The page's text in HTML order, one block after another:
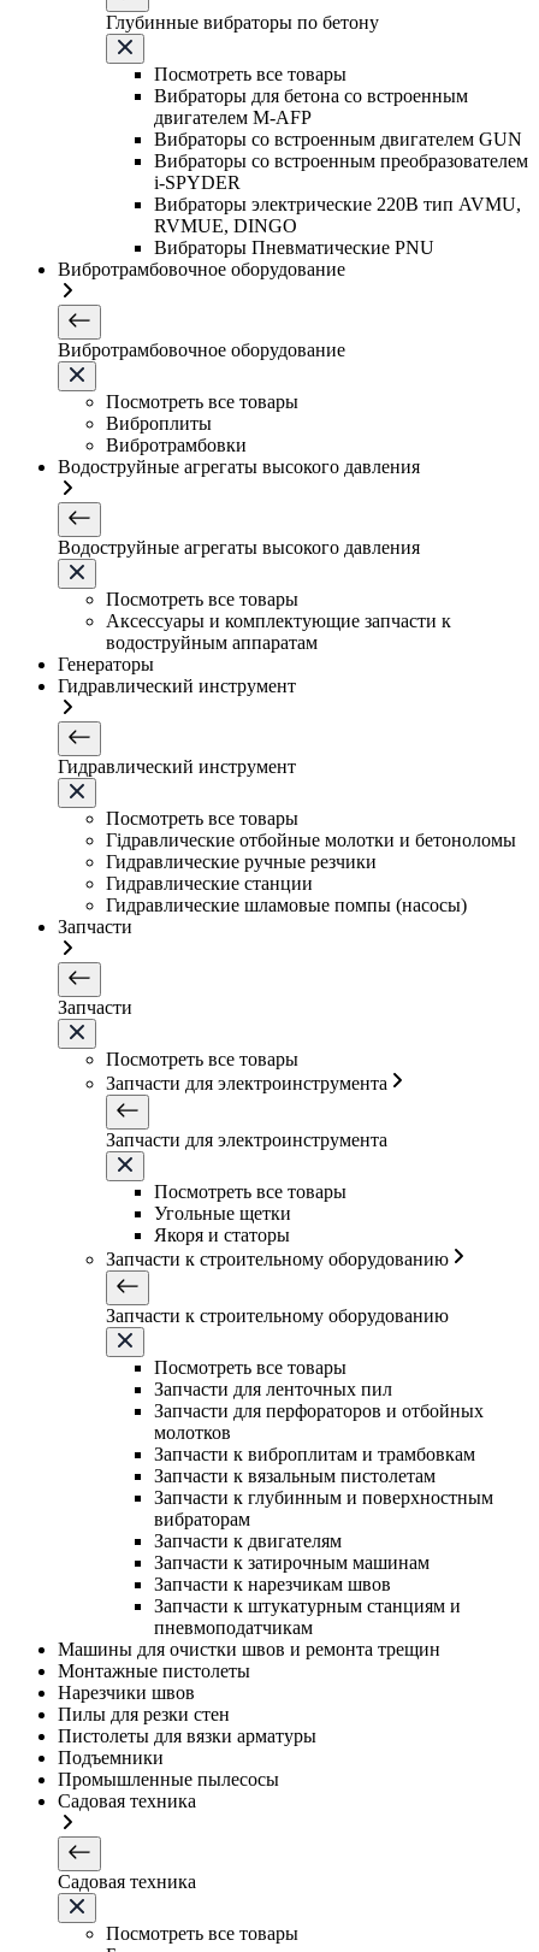
Глубинные вибраторы по бетону
Посмотреть все товары
Вибраторы для бетона со встроенным
двигателем M-AFP
Вибраторы со встроенным двигателем GUN
Вибраторы со встроенным преобразователем
i-SPYDER
Вибраторы электрические 220B тип AVMU,
RVMUE, DINGO
Вибраторы Пневматические PNU
Вибротрамбовочное оборудование
Вибротрамбовочное оборудование
Посмотреть все товары
Виброплиты
Вибротрамбовки
Водоструйные агрегаты высокого давления
Водоструйные агрегаты высокого давления
Посмотреть все товары
Аксессуары и комплектующие запчасти к
водоструйным аппаратам
Генераторы
Гидравлический инструмент
Гидравлический инструмент
Посмотреть все товары
Гідравлические отбойные молотки и бетоноломы
Гидравлические ручные резчики
Гидравлические станции
Гидравлические шламовые помпы (насосы)
Запчасти
Запчасти
Посмотреть все товары
Запчасти для электроинструмента
Запчасти для электроинструмента
Посмотреть все товары
Угольные щетки
Якоря и статоры
Запчасти к строительному оборудованию
Запчасти к строительному оборудованию
Посмотреть все товары
Запчасти для ленточных пил
Запчасти для перфораторов и отбойных
молотков
Запчасти к виброплитам и трамбовкам
Запчасти к вязальным пистолетам
Запчасти к глубинным и поверхностным
вибраторам
Запчасти к двигателям
Запчасти к затирочным машинам
Запчасти к нарезчикам швов
Запчасти к штукатурным станциям и
пневмоподатчикам
Машины для очистки швов и ремонта трещин
Монтажные пистолеты
Нарезчики швов
Пилы для резки стен
Пистолеты для вязки арматуры
Подъемники
Промышленные пылесосы
Садовая техника
Садовая техника
Посмотреть все товары